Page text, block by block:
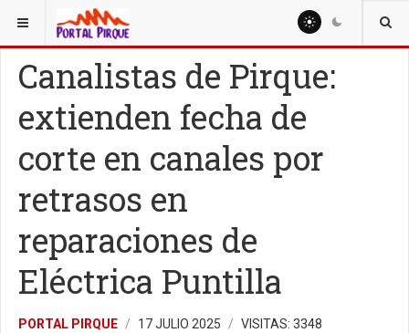
ESTÁ AQUÍ: NOTICIAS
Canalistas de Pirque:
extienden fecha de
corte en canales por
retrasos en
reparaciones de
Eléctrica Puntilla
PORTAL PIRQUE 17 JULIO 2025 VISITAS: 3348